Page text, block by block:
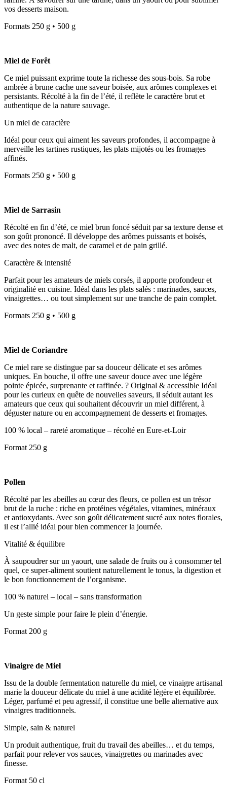
vos desserts maison.
Formats 250 g • 500 g
Miel de Forêt
Ce miel puissant exprime toute la richesse des sous-bois. Sa robe
ambrée à brune cache une saveur boisée, aux arômes complexes et
persistants. Récolté à la fin de l’été, il reflète le caractère brut et
authentique de la nature sauvage.
Un miel de caractère
Idéal pour ceux qui aiment les saveurs profondes, il accompagne à
merveille les tartines rustiques, les plats mijotés ou les fromages
affinés.
Formats 250 g • 500 g
Miel de Sarrasin
Récolté en fin d’été, ce miel brun foncé séduit par sa texture dense et
son goût prononcé. Il développe des arômes puissants et boisés,
avec des notes de malt, de caramel et de pain grillé.
Caractère & intensité
Parfait pour les amateurs de miels corsés, il apporte profondeur et
originalité en cuisine. Idéal dans les plats salés : marinades, sauces,
vinaigrettes… ou tout simplement sur une tranche de pain complet.
Formats 250 g • 500 g
Miel de Coriandre
Ce miel rare se distingue par sa douceur délicate et ses arômes
uniques. En bouche, il offre une saveur douce avec une légère
pointe épicée, surprenante et raffinée. ? Original & accessible Idéal
pour les curieux en quête de nouvelles saveurs, il séduit autant les
amateurs que ceux qui souhaitent découvrir un miel différent, à
déguster nature ou en accompagnement de desserts et fromages.
100 % local – rareté aromatique – récolté en Eure-et-Loir
Format 250 g
Pollen
Récolté par les abeilles au cœur des fleurs, ce pollen est un trésor
brut de la ruche : riche en protéines végétales, vitamines, minéraux
et antioxydants. Avec son goût délicatement sucré aux notes florales,
il est l’allié idéal pour bien commencer la journée.
Vitalité & équilibre
À saupoudrer sur un yaourt, une salade de fruits ou à consommer tel
quel, ce super-aliment soutient naturellement le tonus, la digestion et
le bon fonctionnement de l’organisme.
100 % naturel – local – sans transformation
Un geste simple pour faire le plein d’énergie.
Format 200 g
Vinaigre de Miel
Issu de la double fermentation naturelle du miel, ce vinaigre artisanal
marie la douceur délicate du miel à une acidité légère et équilibrée.
Léger, parfumé et peu agressif, il constitue une belle alternative aux
vinaigres traditionnels.
Simple, sain & naturel
Un produit authentique, fruit du travail des abeilles… et du temps,
parfait pour relever vos sauces, vinaigrettes ou marinades avec
finesse.
Format 50 cl